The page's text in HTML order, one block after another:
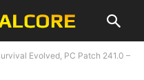
Evolved, PC Patch 241.0 –